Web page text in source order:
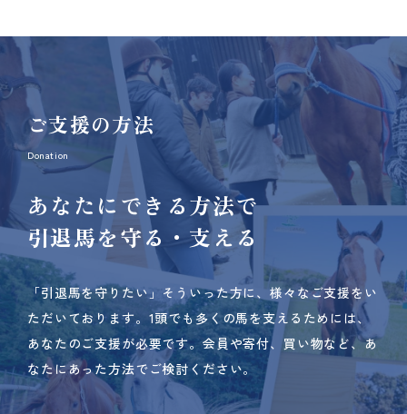
ご支援の方法
Donation
あなたにできる方法で
引退馬を守る・支える
「引退馬を守りたい」そういった方に、様々なご支援をい
ただいております。 1頭でも多くの馬を支えるためには、
あなたのご支援が必要です。 会員や寄付、買い物など、あ
なたにあった方法でご検討ください。